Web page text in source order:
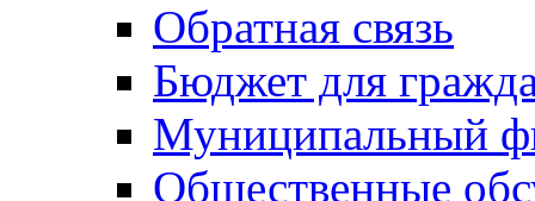
Обратная связь
Бюджет для
Муниципальный
Общественные